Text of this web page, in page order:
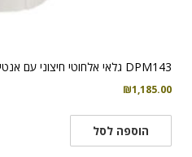
DPM143 גלאי אלחוטי חיצוני עם אנטי-מאסק
₪1,185.00
הוספה לסל